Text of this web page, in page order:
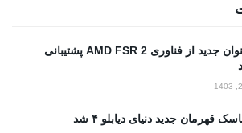
101 عنوان جدید از فناوری AMD FSR 2 پشتیبانی
قهرمان جدید دنیای دیابلو ۴ شد